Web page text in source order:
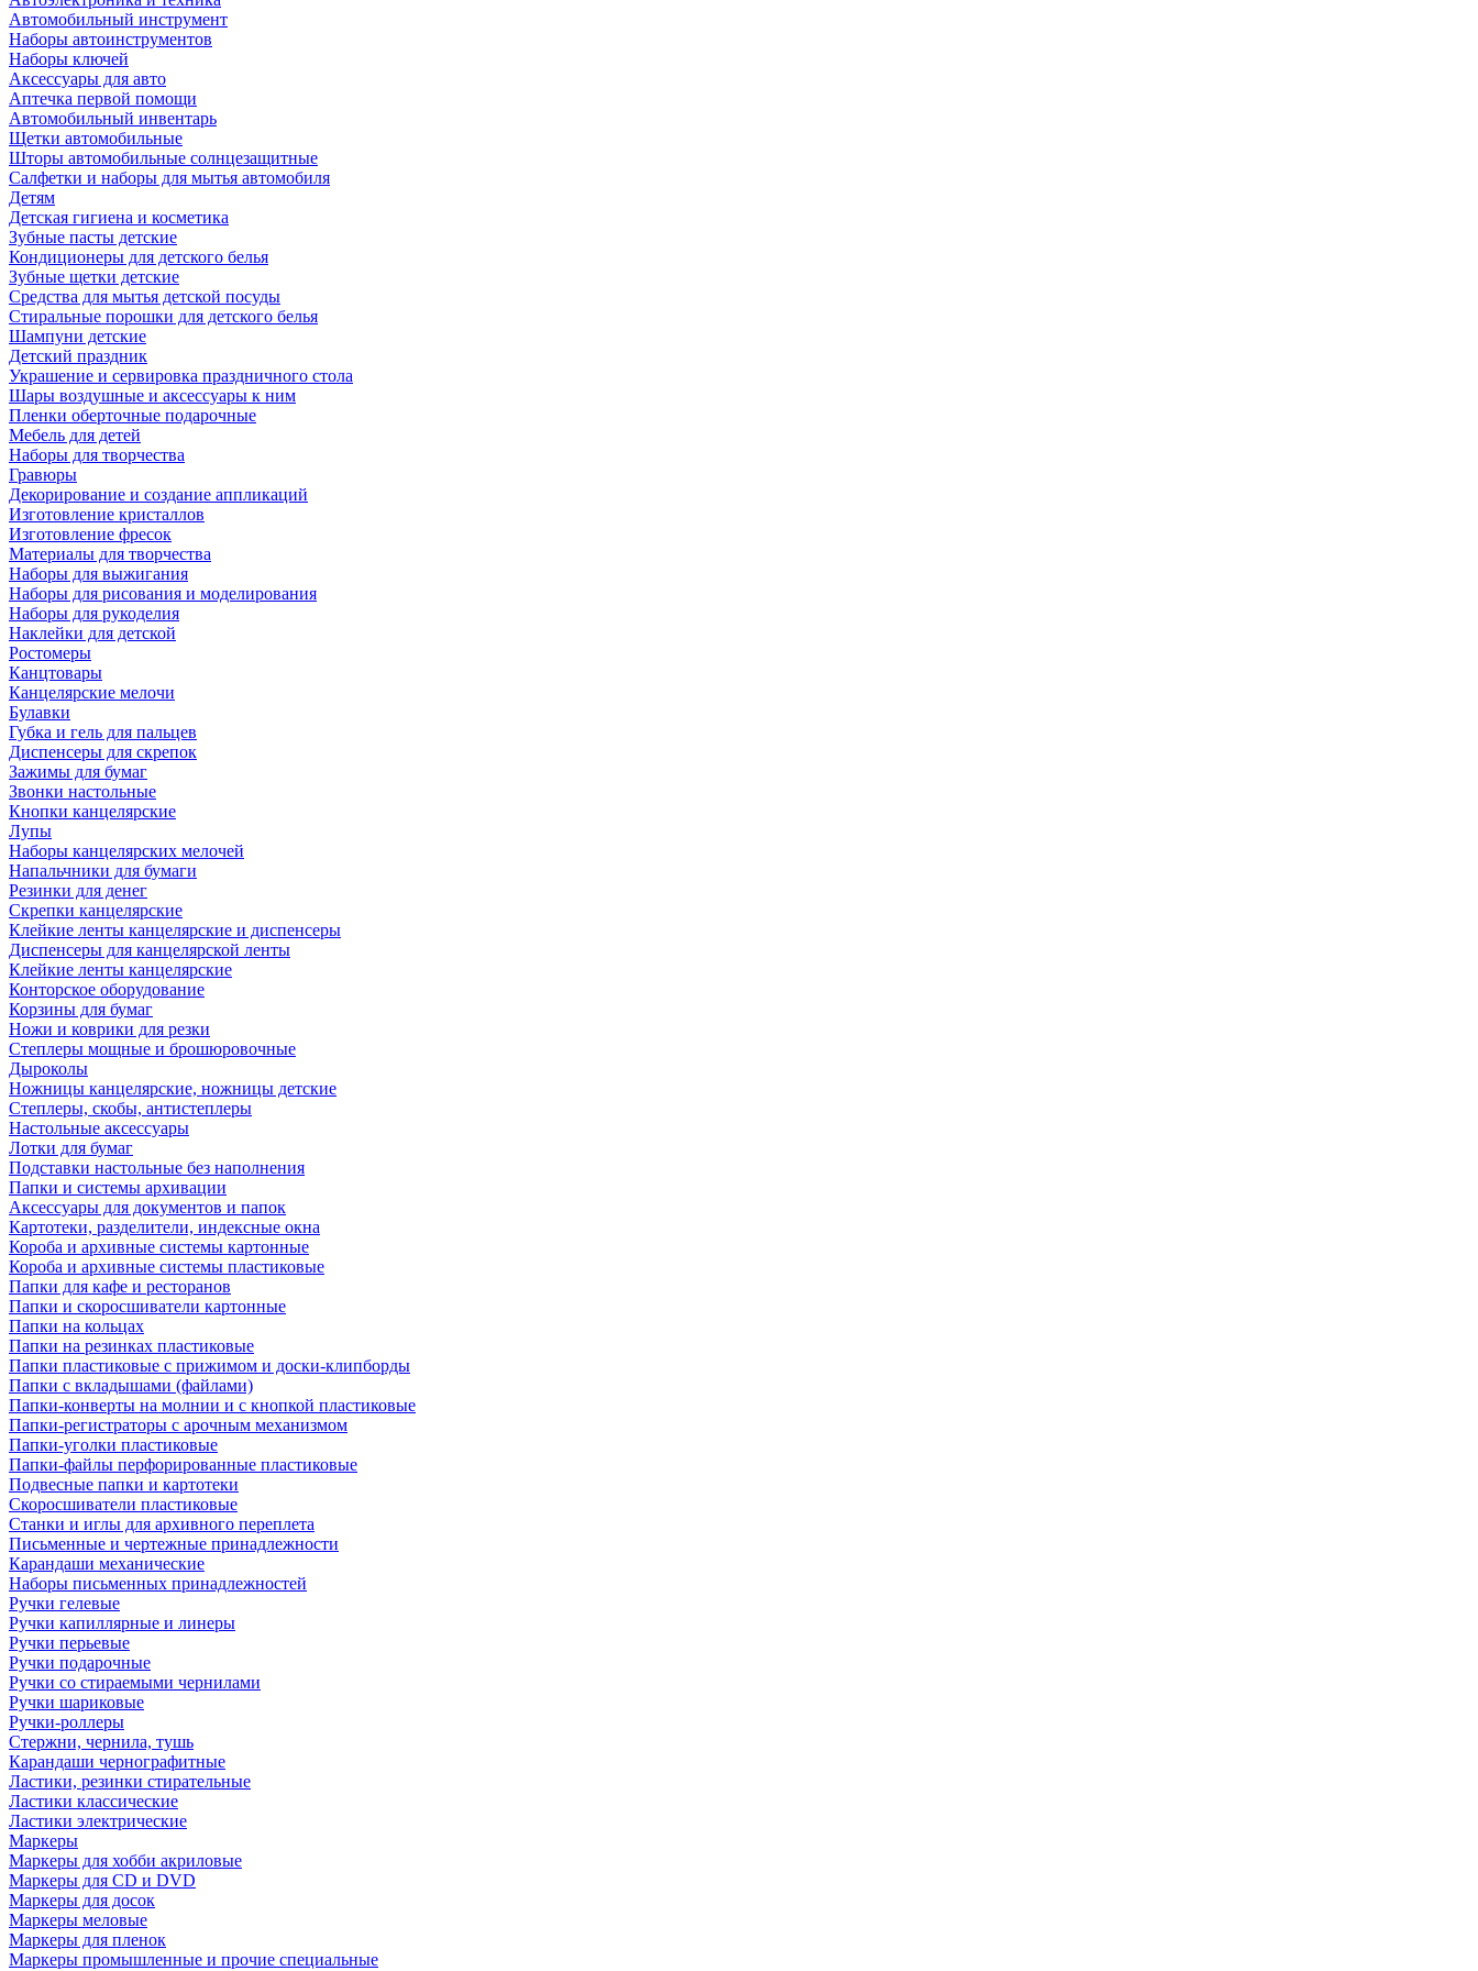
Автомобильный инструмент
Наборы автоинструментов
Наборы ключей
Аксессуары для авто
Аптечка первой помощи
Автомобильный инвентарь
Щетки автомобильные
Шторы автомобильные солнцезащитные
Салфетки и наборы для мытья автомобиля
Детям
Детская гигиена и косметика
Зубные пасты детские
Кондиционеры для детского белья
Зубные щетки детские
Средства для мытья детской посуды
Стиральные порошки для детского белья
Шампуни детские
Детский праздник
Украшение и сервировка праздничного стола
Шары воздушные и аксессуары к ним
Пленки оберточные подарочные
Мебель для детей
Наборы для творчества
Гравюры
Декорирование и создание аппликаций
Изготовление кристаллов
Изготовление фресок
Материалы для творчества
Наборы для выжигания
Наборы для рисования и моделирования
Наборы для рукоделия
Наклейки для детской
Ростомеры
Канцтовары
Канцелярские мелочи
Булавки
Губка и гель для пальцев
Диспенсеры для скрепок
Зажимы для бумаг
Звонки настольные
Кнопки канцелярские
Лупы
Наборы канцелярских мелочей
Напальчники для бумаги
Резинки для денег
Скрепки канцелярские
Клейкие ленты канцелярские и диспенсеры
Диспенсеры для канцелярской ленты
Клейкие ленты канцелярские
Конторское оборудование
Корзины для бумаг
Ножи и коврики для резки
Степлеры мощные и брошюровочные
Дыроколы
Ножницы канцелярские, ножницы детские
Степлеры, скобы, антистеплеры
Настольные аксессуары
Лотки для бумаг
Подставки настольные без наполнения
Папки и системы архивации
Аксессуары для документов и папок
Картотеки, разделители, индексные окна
Короба и архивные системы картонные
Короба и архивные системы пластиковые
Папки для кафе и ресторанов
Папки и скоросшиватели картонные
Папки на кольцах
Папки на резинках пластиковые
Папки пластиковые с прижимом и доски-клипборды
Папки с вкладышами (файлами)
Папки-конверты на молнии и с кнопкой пластиковые
Папки-регистраторы с арочным механизмом
Папки-уголки пластиковые
Папки-файлы перфорированные пластиковые
Подвесные папки и картотеки
Скоросшиватели пластиковые
Станки и иглы для архивного переплета
Письменные и чертежные принадлежности
Карандаши механические
Наборы письменных принадлежностей
Ручки гелевые
Ручки капиллярные и линеры
Ручки перьевые
Ручки подарочные
Ручки со стираемыми чернилами
Ручки шариковые
Ручки-роллеры
Стержни, чернила, тушь
Карандаши чернографитные
Ластики, резинки стирательные
Ластики классические
Ластики электрические
Маркеры
Маркеры для хобби акриловые
Маркеры для CD и DVD
Маркеры для досок
Маркеры меловые
Маркеры для пленок
Маркеры промышленные и прочие специальные